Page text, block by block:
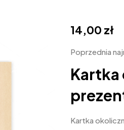
14,00 zł
Poprzednia
Kartka
Kartka